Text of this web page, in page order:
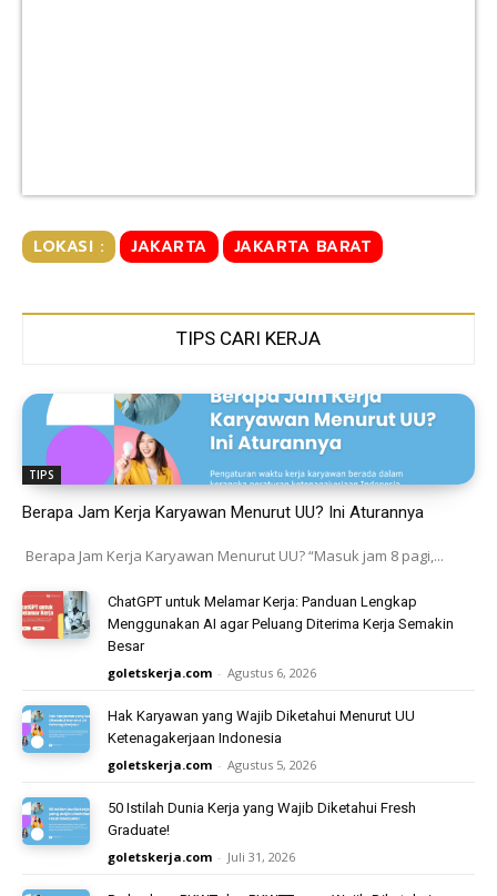
LOKASI : JAKARTA JAKARTA BARAT
TIPS CARI KERJA
TIPS
Berapa Jam Kerja Karyawan Menurut UU? Ini Aturannya
Berapa Jam Kerja Karyawan Menurut UU? “Masuk jam 8 pagi,...
ChatGPT untuk Melamar Kerja: Panduan Lengkap
Menggunakan AI agar Peluang Diterima Kerja Semakin
Besar
goletskerja.com - Agustus 6, 2026
Hak Karyawan yang Wajib Diketahui Menurut UU
Ketenagakerjaan Indonesia
goletskerja.com - Agustus 5, 2026
50 Istilah Dunia Kerja yang Wajib Diketahui Fresh
Graduate!
goletskerja.com - Juli 31, 2026